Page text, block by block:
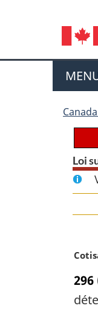
Loi
N
t
e
296